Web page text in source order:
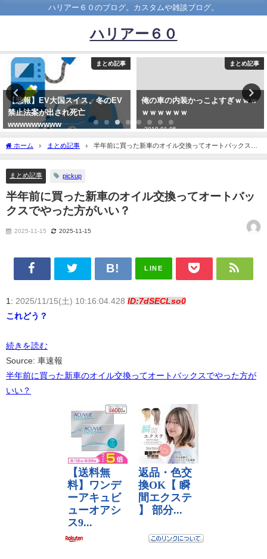
ハリアー６０のブログ。カスタムや雑談ブログ。
ハリアー６０
まとめ記事
【悲報】EV大国スイス、冬のEV
禁止法案が出され死亡
wwwwwwwww
まとめ記事
俺の車の内装かっこよすぎｗｗｗ
ｗｗｗｗｗｗ
2019-01-05
ホーム まとめ記事
半年前に買った新車のオイル交換ってオートバックスで
やった方がいい？
まとめ記事 pickup
半年前に買った新車のオイル交換ってオートバッ
クスでやった方がいい？
2025-11-15 2025-11-15
LINE
1: 2025/11/15(土) 10:16:04.428 ID:7dSECLso0
これどう？
続きを読む
Source: 車速報
半年前に買った新車のオイル交換ってオートバックスでやった方が
いい？